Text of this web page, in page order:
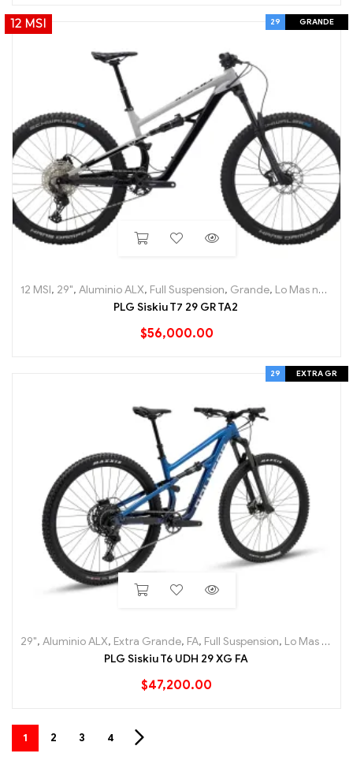
12 MSI 29 GRANDE
12 MSI, 29", Aluminio ALX, Full Suspension, Grande, Lo Mas nuevo
PLG Siskiu T7 29 GR TA2
$56,000.00
29 EXTRA GR
29", Aluminio ALX, Extra Grande, FA, Full Suspension, Lo Mas nuevo
PLG Siskiu T6 UDH 29 XG FA
$47,200.00
1 2 3 4